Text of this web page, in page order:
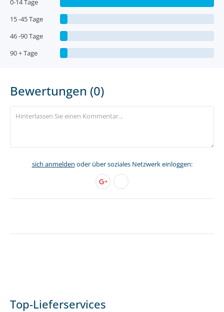
0-14 Tage
15 -45 Tage
46 -90 Tage
90 + Tage
Bewertungen (0)
sich anmelden oder über soziales Netzwerk einloggen:
Top-Lieferservices